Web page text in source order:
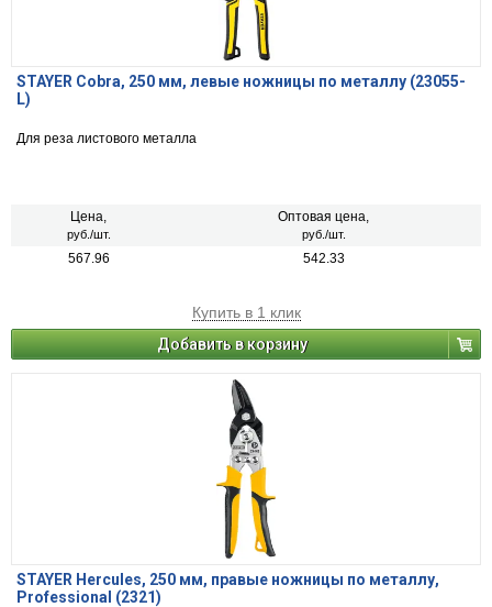
STAYER Cobra, 250 мм, левые ножницы по металлу (23055-
L)
Для реза листового металла
Цена,
руб./шт.
Оптовая цена,
руб./шт.
567.96 542.33
Купить в 1 клик
Добавить в корзину
STAYER Hercules, 250 мм, правые ножницы по металлу,
Professional (2321)